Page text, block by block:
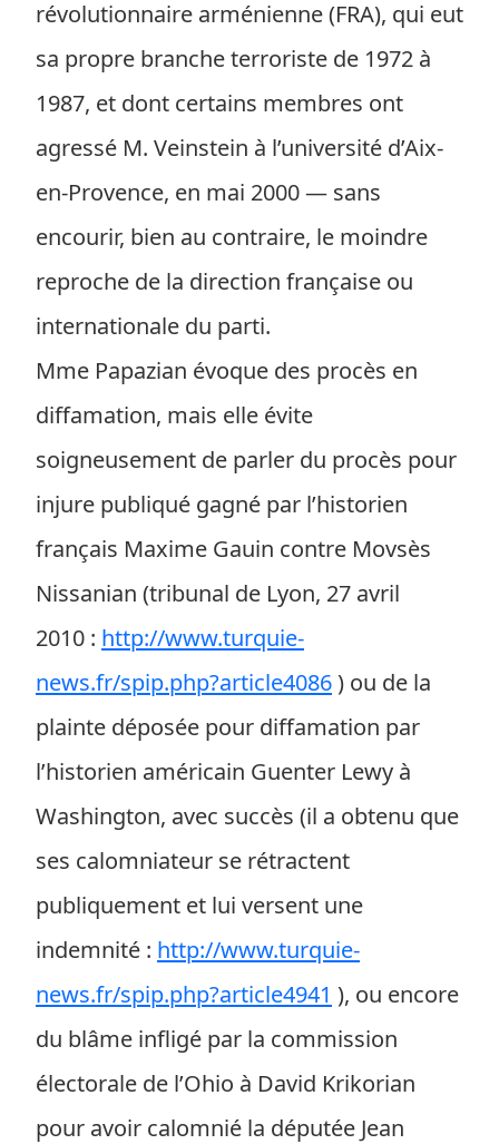
révolutionnaire arménienne (FRA), qui eut
sa propre branche terroriste de 1972 à
1987, et dont certains membres ont
agressé M. Veinstein à l’université d’Aix-
en-Provence, en mai 2000 — sans
encourir, bien au contraire, le moindre
reproche de la direction française ou
internationale du parti.
Mme Papazian évoque des procès en
diffamation, mais elle évite
soigneusement de parler du procès pour
injure publiqué gagné par l’historien
français Maxime Gauin contre Movsès
Nissanian (tribunal de Lyon, 27 avril
2010 : http://www.turquie-
news.fr/spip.php?article4086) ou de la
plainte déposée pour diffamation par
l’historien américain Guenter Lewy à
Washington, avec succès (il a obtenu que
ses calomniateur se rétractent
publiquement et lui versent une
indemnité : http://www.turquie-
news.fr/spip.php?article4941 ), ou encore
du blâme infligé par la commission
électorale de l’Ohio à David Krikorian
pour avoir calomnié la députée Jean